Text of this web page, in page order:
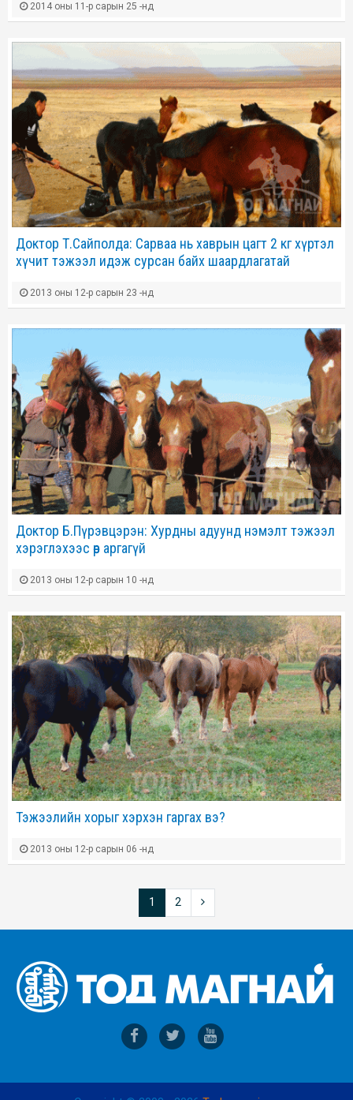
2014 оны 11-р сарын 25 -нд
Доктор Т.Сайполда: Сарваа нь хаврын цагт 2 кг хүртэл
хүчит тэжээл идэж сурсан байх шаардлагатай
2013 оны 12-р сарын 23 -нд
Доктор Б.Пүрэвцэрэн: Хурдны адуунд нэмэлт тэжээл
хэрэглэхээс өөр аргагүй
2013 оны 12-р сарын 10 -нд
Тэжээлийн хорыг хэрхэн гаргах вэ?
2013 оны 12-р сарын 06 -нд
1 2